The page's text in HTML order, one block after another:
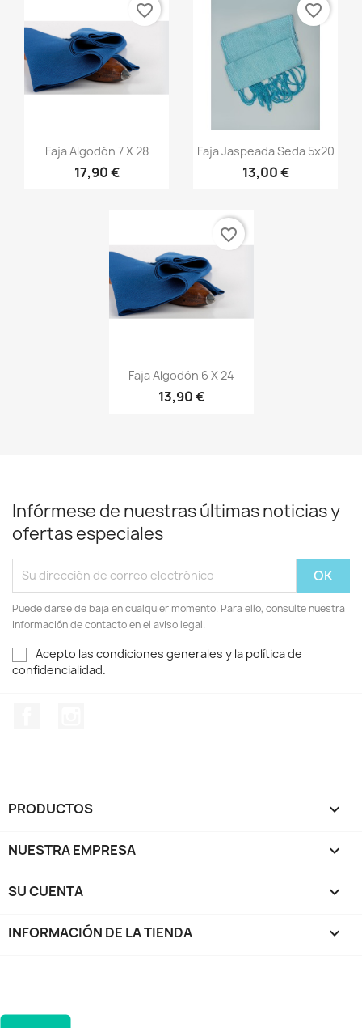
 Vista rápida
+20
Faja Algodón 7 X 28
17,90 €
favorite_border
Vista rápida
+13
Faja Jaspeada Seda 5x20
13,00 €
favorite_border
Vista rápida
+20
Faja Algodón 6 X 24
13,90 €
favorite_border
Infórmese de nuestras últimas noticias y
ofertas especiales
Puede darse de baja en cualquier momento. Para ello, consulte nuestra
información de contacto en el aviso legal.
Acepto las condiciones generales y la política de
confidencialidad.
PRODUCTOS 
NUESTRA EMPRESA 
SU CUENTA 
INFORMACIÓN DE LA TIENDA keyboard_arrow_down